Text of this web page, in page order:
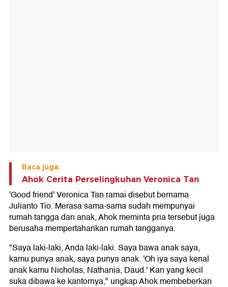
Baca juga:
Ahok Cerita Perselingkuhan Veronica Tan
'Good friend' Veronica Tan ramai disebut bernama
Julianto Tio. Merasa sama-sama sudah mempunyai
rumah tangga dan anak, Ahok meminta pria tersebut juga
berusaha mempertahankan rumah tangganya.
"Saya laki-laki, Anda laki-laki. Saya bawa anak saya,
kamu punya anak, saya punya anak. 'Oh iya saya kenal
anak kamu Nicholas, Nathania, Daud.' Kan yang kecil
suka dibawa ke kantornya," ungkap Ahok membeberkan